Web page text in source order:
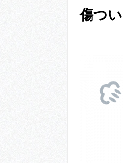
傷つ